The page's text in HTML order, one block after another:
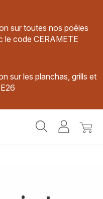
sur toutes nos poêles
le code CERAMETE
sur les planchas, grills et
MonMon